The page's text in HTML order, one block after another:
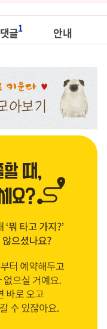
댓글1 안내